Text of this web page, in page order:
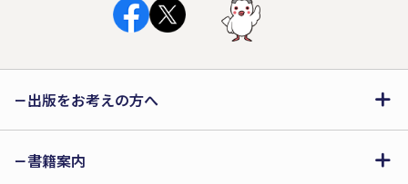
出版をお考えの方へ
書籍案内